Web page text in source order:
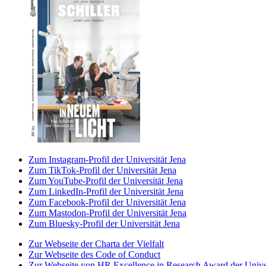
Zum Instagram-Profil der Universität Jena
Zum TikTok-Profil der Universität Jena
Zum YouTube-Profil der Universität Jena
Zum LinkedIn-Profil der Universität Jena
Zum Facebook-Profil der Universität Jena
Zum Mastodon-Profil der Universität Jena
Zum Bluesky-Profil der Universität Jena
Zur Webseite der Charta der Vielfalt
Zur Webseite des Code of Conduct